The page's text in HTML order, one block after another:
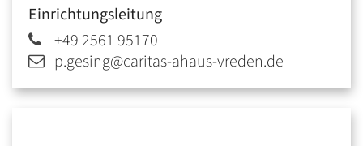
Einrichtungsleitung
+49 2561 95170
p.gesing@caritas-ahaus-vreden.de